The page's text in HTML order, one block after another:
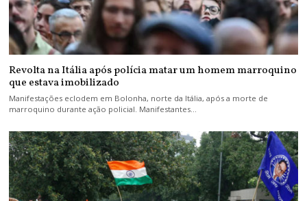
Revolta na Itália após polícia matar um homem marroquino
que estava imobilizado
Manifestações eclodem em Bolonha, norte da Itália, após a morte de
marroquino durante ação policial. Manifestantes…